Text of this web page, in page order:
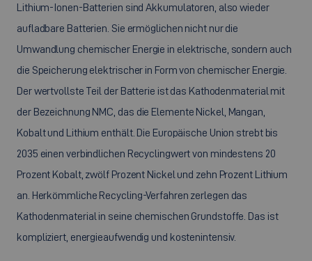
Lithium-Ionen-Batterien sind Akkumulatoren, also wieder
aufladbare Batterien. Sie ermöglichen nicht nur die
Umwandlung chemischer Energie in elektrische, sondern auch
die Speicherung elektrischer in Form von chemischer Energie.
Der wertvollste Teil der Batterie ist das Kathodenmaterial mit
der Bezeichnung NMC, das die Elemente Nickel, Mangan,
Kobalt und Lithium enthält. Die Europäische Union strebt bis
2035 einen verbindlichen Recyclingwert von mindestens 20
Prozent Kobalt, zwölf Prozent Nickel und zehn Prozent Lithium
an. Herkömmliche Recycling-Verfahren zerlegen das
Kathodenmaterial in seine chemischen Grundstoffe. Das ist
kompliziert, energieaufwendig und kostenintensiv.